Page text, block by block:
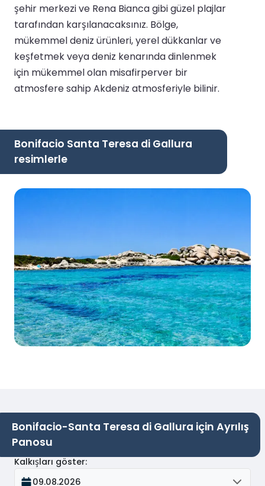
şehir merkezi ve Rena Bianca gibi güzel plajlar
tarafından karşılanacaksınız. Bölge,
mükemmel deniz ürünleri, yerel dükkanlar ve
keşfetmek veya deniz kenarında dinlenmek
için mükemmel olan misafirperver bir
atmosfere sahip Akdeniz atmosferiyle bilinir.
Bonifacio Santa Teresa di Gallura
resimlerle
Bonifacio-Santa Teresa di Gallura için Ayrılış
Panosu
Kalkışları göster:
09.08.2026